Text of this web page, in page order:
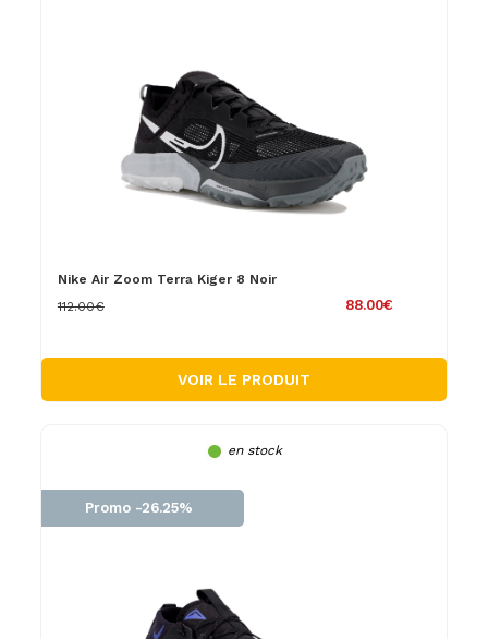
Nike Air Zoom Terra Kiger 8 Noir
88.00€
112.00€
VOIR LE PRODUIT
en stock
Promo -26.25%